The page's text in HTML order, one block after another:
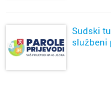
Sudski
službeni